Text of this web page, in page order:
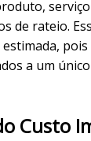
de rateio.
a um
Custo